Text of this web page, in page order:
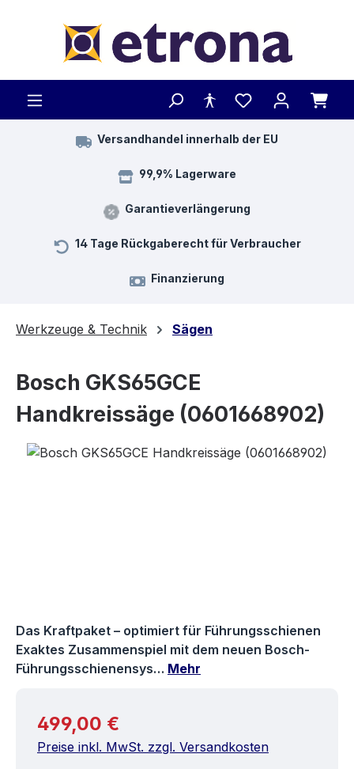
Versandhandel innerhalb der EU
99,9% Lagerware
Garantieverlängerung
14 Tage Rückgaberecht für Verbraucher
Finanzierung
Werkzeuge & Technik Sägen
Bosch GKS65GCE
Handkreissäge (0601668902)
Bildergalerie überspringen
Das Kraftpaket – optimiert für Führungsschienen
Exaktes Zusammenspiel mit dem neuen Bosch-
Führungsschienensys… Mehr
Regulärer Preis:
499,00 €
Preise inkl. MwSt. zzgl. Versandkosten